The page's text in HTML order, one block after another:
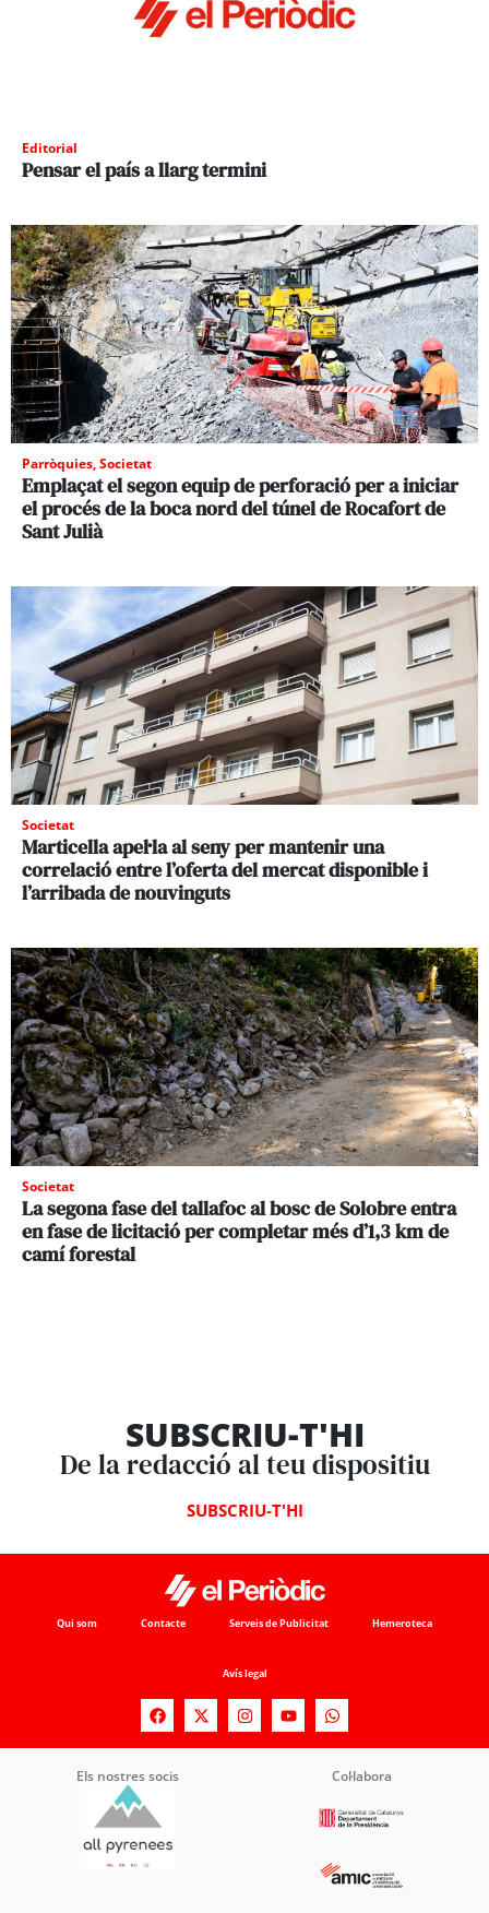
Editorial
Pensar el país a llarg termini
Parròquies,Societat
Emplaçat el segon equip de perforació per a iniciar
el procés de la boca nord del túnel de Rocafort de
Sant Julià
Societat
Marticella apel·la al seny per mantenir una
correlació entre l’oferta del mercat disponible i
l’arribada de nouvinguts
Societat
La segona fase del tallafoc al bosc de Solobre entra
en fase de licitació per completar més d’1,3 km de
camí forestal
SUBSCRIU-T'HI
De la redacció al teu dispositiu
SUBSCRIU-T'HI
Qui som Contacte Serveis de Publicitat Hemeroteca
Avís legal
Els nostres socis Col·labora